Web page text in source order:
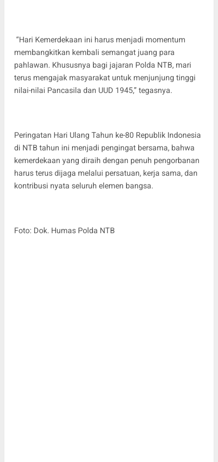
“Hari Kemerdekaan ini harus menjadi momentum
membangkitkan kembali semangat juang para
pahlawan. Khususnya bagi jajaran Polda NTB, mari
terus mengajak masyarakat untuk menjunjung tinggi
nilai-nilai Pancasila dan UUD 1945,” tegasnya.
Peringatan Hari Ulang Tahun ke-80 Republik Indonesia
di NTB tahun ini menjadi pengingat bersama, bahwa
kemerdekaan yang diraih dengan penuh pengorbanan
harus terus dijaga melalui persatuan, kerja sama, dan
kontribusi nyata seluruh elemen bangsa.
Foto: Dok. Humas Polda NTB